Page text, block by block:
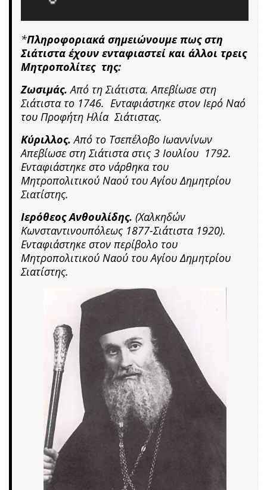
*Πληροφοριακά σημειώνουμε πως στη
Σιάτιστα έχουν ενταφιαστεί και άλλοι τρεις
Μητροπολίτες της:
Ζωσιμάς. Από τη Σιάτιστα. Απεβίωσε στη
Σιάτιστα το 1746. Ενταφιάστηκε στον Ιερό Ναό
του Προφήτη Ηλία Σιάτιστας.
Κύριλλος. Από το Τσεπέλοβο Ιωαννίνων
Απεβίωσε στη Σιάτιστα στις 3 Ιουλίου 1792.
Ενταφιάστηκε στο νάρθηκα του
Μητροπολιτικού Ναού του Αγίου Δημητρίου
Σιατίστης.
Ιερόθεος Ανθουλίδης. (Χαλκηδών
Κωνσταντινουπόλεως 1877-Σιάτιστα 1920).
Ενταφιάστηκε στον περίβολο του
Μητροπολιτικού Ναού του Αγίου Δημητρίου
Σιατίστης.